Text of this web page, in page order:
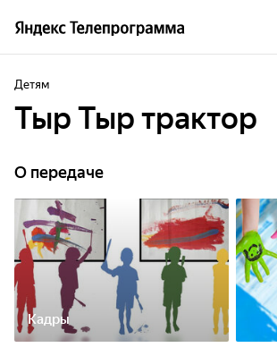
Детям
Тыр Тыр трактор
О передаче
Кадры